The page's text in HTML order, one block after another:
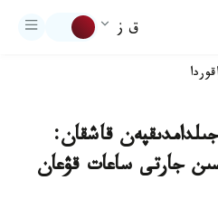
ق ز
اقوردا
جىلدامدىقپەن قاشقان:
جارتى ساعات قۋعان